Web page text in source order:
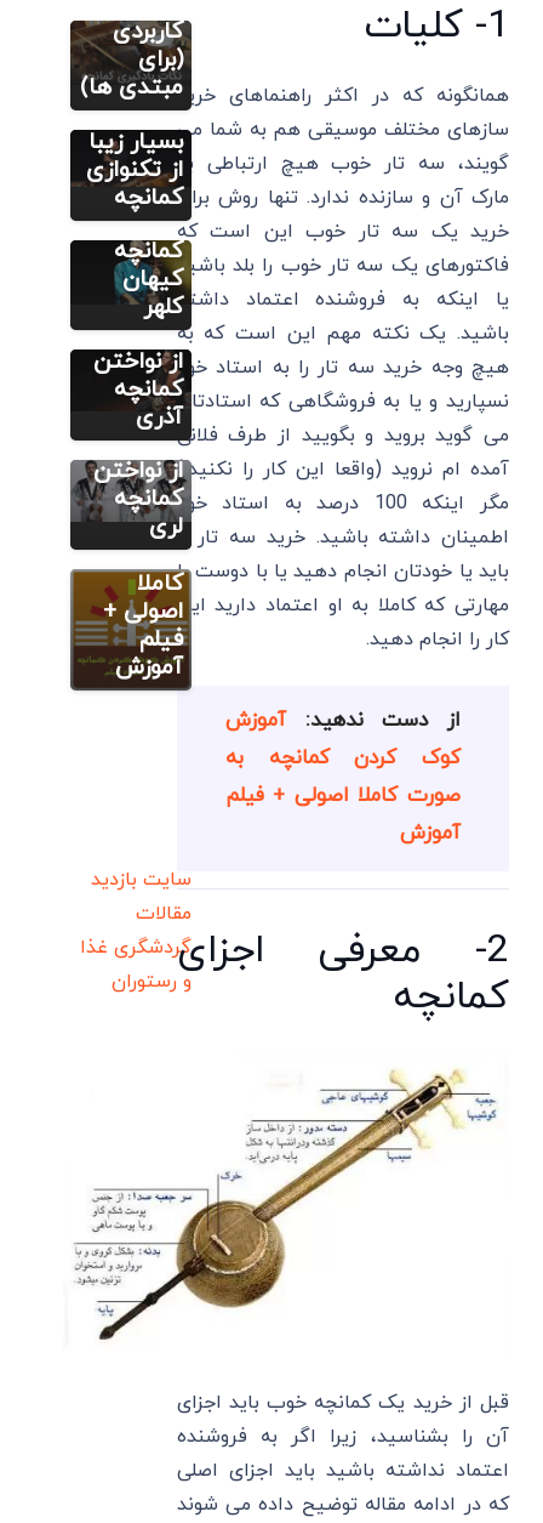
1- کلیات
همانگونه که در اکثر راهنماهای خرید
سازهای مختلف موسیقی هم به شما می
گویند، سه تار خوب هیچ ارتباطی به
مارک آن و سازنده ندارد. تنها روش برای
خرید یک سه تار خوب این است که
فاکتورهای یک سه تار خوب را بلد باشید
یا اینکه به فروشنده اعتماد داشته
باشید. یک نکته مهم این است که به
هیچ وجه خرید سه تار را به استاد خود
نسپارید و یا به فروشگاهی که استادتان
می گوید بروید و بگویید از طرف فلانی
آمده ام نروید (واقعا این کار را نکنید!)
مگر اینکه 100 درصد به استاد خود
اطمینان داشته باشید. خرید سه تار را
باید یا خودتان انجام دهید یا با دوست با
مهارتی که کاملا به او اعتماد دارید این
کار را انجام دهید.
از دست ندهید:آموزش
کوک کردن کمانچه به
صورت کاملا اصولی + فیلم
آموزش
2- معرفی اجزای
کمانچه
قبل از خرید یک کمانچه خوب باید اجزای
آن را بشناسید، زیرا اگر به فروشنده
اعتماد نداشته باشید باید اجزای اصلی
که در ادامه مقاله توضیح داده می شوند
کاربردی
(برای
مبتدی ها)
گام)
دانلود
رایگان 20
کلیپ
بسیار زیبا
از تکنوازی
کمانچه
آموزش
کمانچه (گام به
گام)
10 کلیپ
بسیار زیبا
از تکنوازی
کمانچه
کیهان
کلهر
آموزش
کمانچه (گام به
گام)
دانلود 10
فیلم زیبا
از نواختن
کمانچه
آذری
آموزش
کمانچه (گام به
فیلم زیبا
از نواختن
کمانچه
لری
مطالب
آموزشی
کمانچه
آموزش
کوک کردن
کمانچه به
صورت
کاملا
اصولی +
فیلم
آموزش
سایت بازدید
مقالات
گردشگری غذا
و رستوران